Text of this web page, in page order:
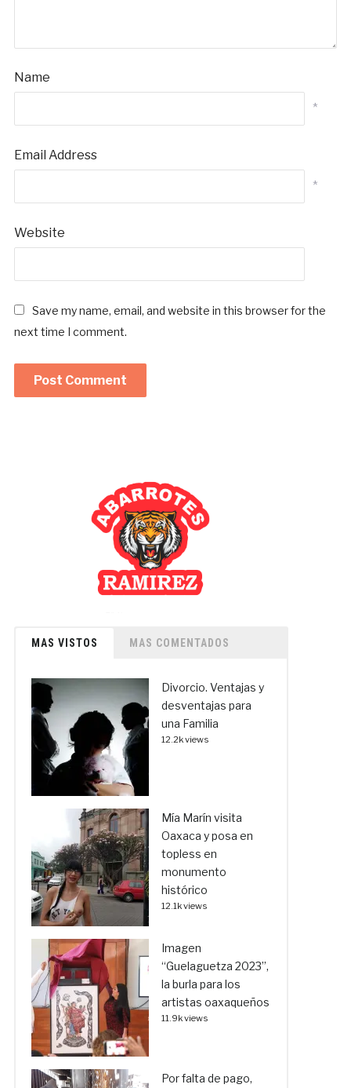
Name
*
Email Address
*
Website
Save my name, email, and website in this browser for the
next time I comment.
MAS VISTOS MAS COMENTADOS
Divorcio. Ventajas y
desventajas para
una Familia
12.2k views
Mía Marín visita
Oaxaca y posa en
topless en
monumento
histórico
12.1k views
Imagen
“Guelaguetza 2023”,
la burla para los
artistas oaxaqueños
11.9k views
Por falta de pago,